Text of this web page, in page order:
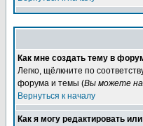
Как мне создать тему в
Легко, щёлкните по
форума и темы (Вы можете
Вернуться к началу
Как я могу редактировать